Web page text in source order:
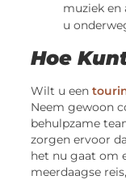
muziek en
u
Hoe
Wilt u een
Neem gewoon
behulpzame
zorgen ervoor
het nu gaat om
meerdaagse